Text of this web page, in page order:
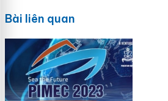
Bài liên quan